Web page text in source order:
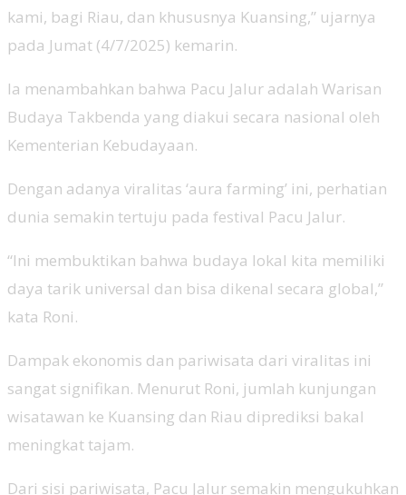
kami, bagi Riau, dan khususnya Kuansing,” ujarnya
pada Jumat (4/7/2025) kemarin.
Ia menambahkan bahwa Pacu Jalur adalah Warisan
Budaya Takbenda yang diakui secara nasional oleh
Kementerian Kebudayaan.
Dengan adanya viralitas ‘aura farming’ ini, perhatian
dunia semakin tertuju pada festival Pacu Jalur.
“Ini membuktikan bahwa budaya lokal kita memiliki
daya tarik universal dan bisa dikenal secara global,”
kata Roni.
Dampak ekonomis dan pariwisata dari viralitas ini
sangat signifikan. Menurut Roni, jumlah kunjungan
wisatawan ke Kuansing dan Riau diprediksi bakal
meningkat tajam.
Dari sisi pariwisata, Pacu Jalur semakin mengukuhkan